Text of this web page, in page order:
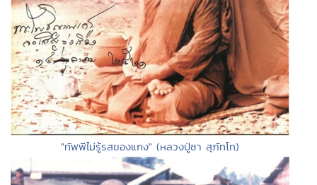
"ทัพพีไม่รู้รสของแกง" (หลวงปู่ชา สุภัทโท)